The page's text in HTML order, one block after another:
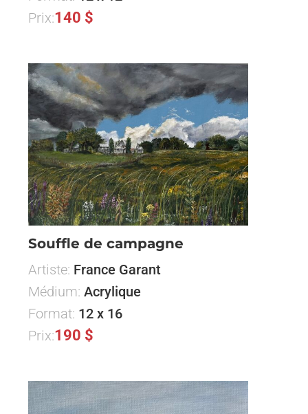
Prix:140 $
Souffle de campagne
Artiste: France Garant
Médium: Acrylique
Format: 12 x 16
Prix:190 $